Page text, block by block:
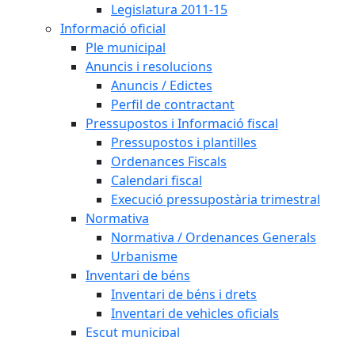
Legislatura 2011-15
Informació oficial
Ple municipal
Anuncis i resolucions
Anuncis / Edictes
Perfil de contractant
Pressupostos i Informació fiscal
Pressupostos i plantilles
Ordenances Fiscals
Calendari fiscal
Execució pressupostària trimestral
Normativa
Normativa / Ordenances Generals
Urbanisme
Inventari de béns
Inventari de béns i drets
Inventari de vehicles oficials
Escut municipal